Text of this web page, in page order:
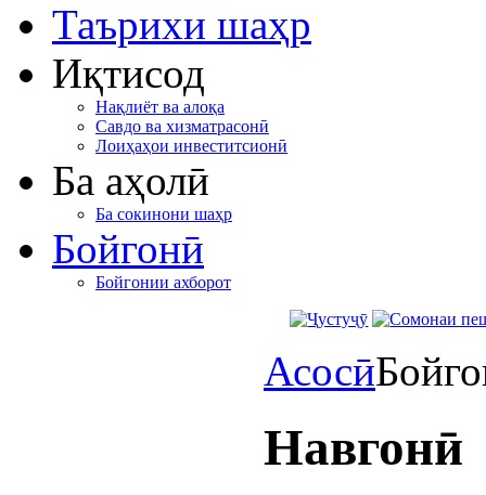
Таърихи шаҳр
Иқтисод
Нақлиёт ва алоқа
Савдо ва хизматрасонӣ
Лоиҳаҳои инвеститсионӣ
Ба аҳолӣ
Ба сокинони шаҳр
Бойгонӣ
Бойгонии ахборот
Асосӣ
Навгонӣ